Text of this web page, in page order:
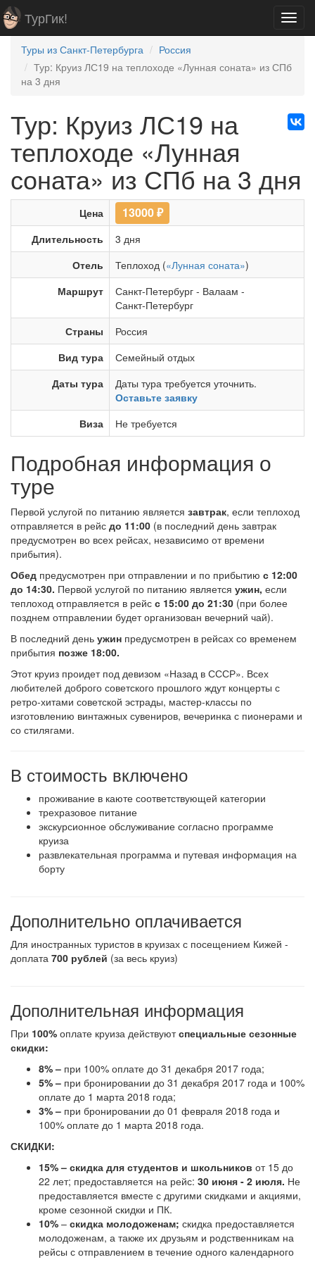
ТурГик!
Туры из Санкт-Петербурга
Россия
Тур: Круиз ЛС19 на теплоходе «Лунная соната» из СПб
на 3 дня
Тур: Круиз ЛС19 на
теплоходе «Лунная
соната» из СПб на 3 дня
Цена 13000₽
Длительность
3 дня
Отель
Теплоход («Лунная соната»)
Маршрут
Санкт-Петербург - Валаам -
Санкт-Петербург
Страны
Россия
Вид тура
Семейный отдых
Даты тура
Даты тура требуется уточнить.
Оставьте заявку
Виза
Не требуется
Подробная информация о
туре
Первой услугой по питанию является завтрак, если теплоход
отправляется в рейс до 11:00 (в последний день завтрак
предусмотрен во всех рейсах, независимо от времени
прибытия).
Обед предусмотрен при отправлении и по прибытию с 12:00
до 14:30. Первой услугой по питанию является ужин, если
теплоход отправляется в рейс с 15:00 до 21:30 (при более
позднем отправлении будет организован вечерний чай).
В последний день ужин предусмотрен в рейсах со временем
прибытия позже 18:00.
Этот круиз проидет под девизом «Назад в СССР». Всех
любителей доброго советского прошлого ждут концерты с
ретро-хитами советской эстрады, мастер-классы по
изготовлению винтажных сувениров, вечеринка с пионерами и
со стилягами.
В стоимость включено
проживание в каюте соответствующей категории
трехразовое питание
экскурсионное обслуживание согласно программе
круиза
развлекательная программа и путевая информация на
борту
Дополнительно оплачивается
Для иностранных туристов в круизах с посещением Кижей -
доплата 700 рублей (за весь круиз)
Дополнительная информация
При 100% оплате круиза действуютспециальные сезонные
скидки:
8% – при 100% оплате до 31 декабря 2017 года;
5%– при бронировании до 31 декабря 2017 года и 100%
оплате до 1 марта 2018 года;
3%– при бронировании до 01 февраля 2018 года и
100% оплате до 1 марта 2018 года.
СКИДКИ:
15%– скидка для студентов и школьников от 15 до
22 лет; предоставляется на рейс: 30 июня - 2 июля. ​ Не
предоставляется вместе с другими скидками и акциями,
кроме сезонной скидки и ПК.
10% – скидка молодоженам; скидка предоставляется
молодоженам, а также их друзьям и родственникам на
рейсы с отправлением в течение одного календарного